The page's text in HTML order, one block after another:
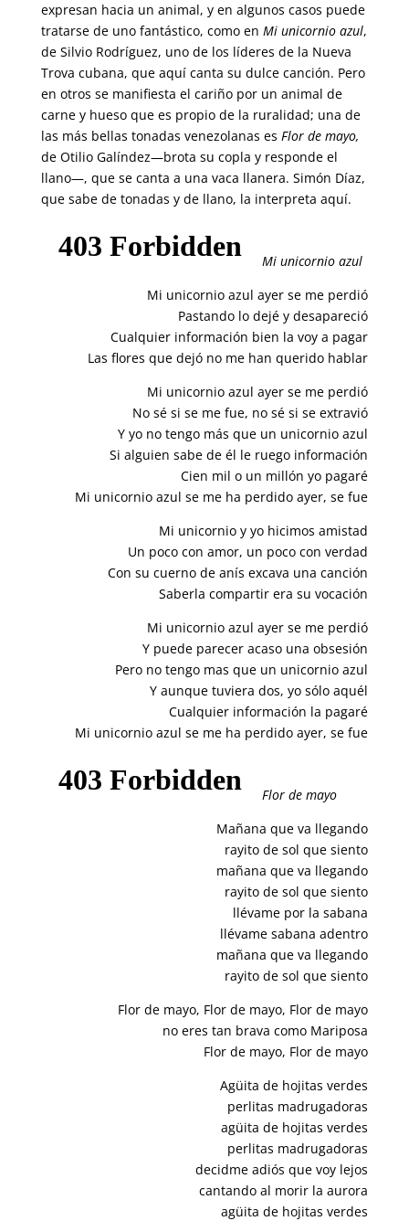
expresan hacia un animal, y en algunos casos puede
tratarse de uno fantástico, como en Mi unicornio azul,
de Silvio Rodríguez, uno de los líderes de la Nueva
Trova cubana, que aquí canta su dulce canción. Pero
en otros se manifiesta el cariño por un animal de
carne y hueso que es propio de la ruralidad; una de
las más bellas tonadas venezolanas es Flor de mayo,
de Otilio Galíndez—brota su copla y responde el
llano—, que se canta a una vaca llanera. Simón Díaz,
que sabe de tonadas y de llano, la interpreta aquí.
Mi unicornio azul
Mi unicornio azul ayer se me perdió
Pastando lo dejé y desapareció
Cualquier información bien la voy a pagar
Las flores que dejó no me han querido hablar
Mi unicornio azul ayer se me perdió
No sé si se me fue, no sé si se extravió
Y yo no tengo más que un unicornio azul
Si alguien sabe de él le ruego información
Cien mil o un millón yo pagaré
Mi unicornio azul se me ha perdido ayer, se fue
Mi unicornio y yo hicimos amistad
Un poco con amor, un poco con verdad
Con su cuerno de anís excava una canción
Saberla compartir era su vocación
Mi unicornio azul ayer se me perdió
Y puede parecer acaso una obsesión
Pero no tengo mas que un unicornio azul
Y aunque tuviera dos, yo sólo aquél
Cualquier información la pagaré
Mi unicornio azul se me ha perdido ayer, se fue
Flor de mayo
Mañana que va llegando
rayito de sol que siento
mañana que va llegando
rayito de sol que siento
llévame por la sabana
llévame sabana adentro
mañana que va llegando
rayito de sol que siento
Flor de mayo, Flor de mayo, Flor de mayo
no eres tan brava como Mariposa
Flor de mayo, Flor de mayo
Agüita de hojitas verdes
perlitas madrugadoras
agüita de hojitas verdes
perlitas madrugadoras
decidme adiós que voy lejos
cantando al morir la aurora
agüita de hojitas verdes